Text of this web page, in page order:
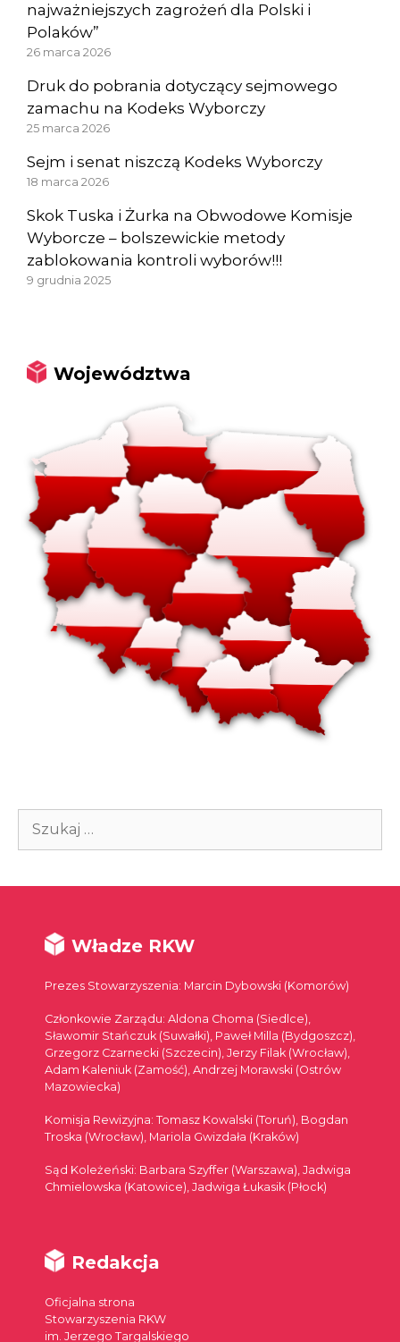
najważniejszych zagrożeń dla Polski i
Polaków”
26 marca 2026
Druk do pobrania dotyczący sejmowego
zamachu na Kodeks Wyborczy
25 marca 2026
Sejm i senat niszczą Kodeks Wyborczy
18 marca 2026
Skok Tuska i Żurka na Obwodowe Komisje
Wyborcze – bolszewickie metody
zablokowania kontroli wyborów!!!
9 grudnia 2025
Województwa
Szukaj:
Władze RKW
Prezes Stowarzyszenia: Marcin Dybowski (Komorów)
Członkowie Zarządu: Aldona Choma (Siedlce),
Sławomir Stańczuk (Suwałki), Paweł Milla (Bydgoszcz),
Grzegorz Czarnecki (Szczecin), Jerzy Filak (Wrocław),
Adam Kaleniuk (Zamość), Andrzej Morawski (Ostrów
Mazowiecka)
Komisja Rewizyjna: Tomasz Kowalski (Toruń), Bogdan
Troska (Wrocław), Mariola Gwizdała (Kraków)
Sąd Koleżeński: Barbara Szyffer (Warszawa), Jadwiga
Chmielowska (Katowice), Jadwiga Łukasik (Płock)
Redakcja
Oficjalna strona
Stowarzyszenia RKW
im. Jerzego Targalskiego